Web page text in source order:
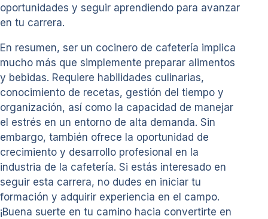
oportunidades y seguir aprendiendo para avanzar
en tu carrera.
En resumen, ser un cocinero de cafetería implica
mucho más que simplemente preparar alimentos
y bebidas. Requiere habilidades culinarias,
conocimiento de recetas, gestión del tiempo y
organización, así como la capacidad de manejar
el estrés en un entorno de alta demanda. Sin
embargo, también ofrece la oportunidad de
crecimiento y desarrollo profesional en la
industria de la cafetería. Si estás interesado en
seguir esta carrera, no dudes en iniciar tu
formación y adquirir experiencia en el campo.
¡Buena suerte en tu camino hacia convertirte en